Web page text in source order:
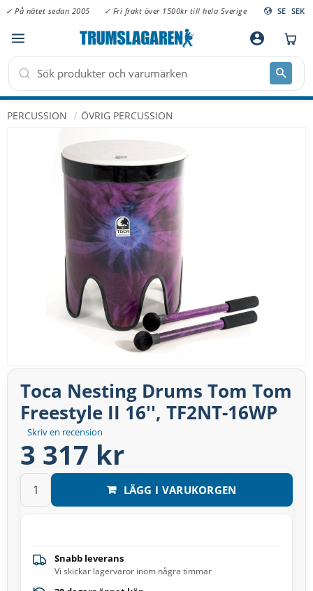
Meny
✓ På nätet sedan 2005 ✓ Fri frakt över 1500kr till hela Sverige SE SEK
account_circle
PERCUSSION ÖVRIG PERCUSSION
Skriv en recension
Toca Nesting Drums Tom Tom
Freestyle II 16'', TF2NT-16WP
3 317 kr
LÄGG I VARUKORGEN
Snabb leverans
Vi skickar lagervaror inom några timmar